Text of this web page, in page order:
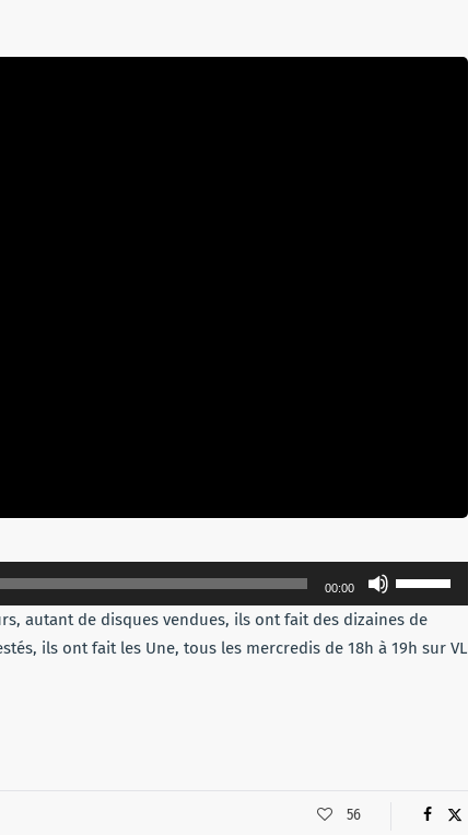
00:00
les
flèches
haut/bas
autant de disques vendues, ils ont fait des dizaines de
ils ont fait les Une, tous les mercredis de 18h à 19h sur VL
56